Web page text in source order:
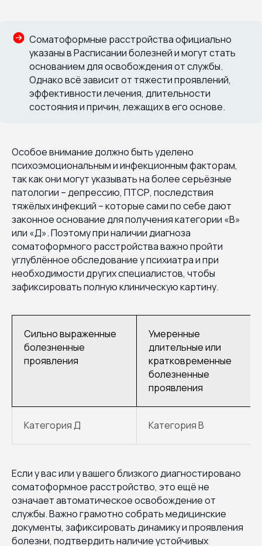
Соматоформные расстройства официально
указаны в Расписании болезней и могут стать
основанием для освобождения от службы.
Однако всё зависит от тяжести проявлений,
эффективности лечения, длительности
состояния и причин, лежащих в его основе.
Особое внимание должно быть уделено
психоэмоциональным и инфекционным факторам,
так как они могут указывать на более серьёзные
патологии – депрессию, ПТСР, последствия
тяжёлых инфекций – которые сами по себе дают
законное основание для получения категории «В»
или «Д». Поэтому при наличии диагноза
соматоформного расстройства важно пройти
углублённое обследование у психиатра и при
необходимости других специалистов, чтобы
зафиксировать полную клиническую картину.
Сильно выраженные
болезненные
проявления
Умеренные
длительные или
кратковременные
болезненные
проявления
Категория Д Категория В
Если у вас или у вашего близкого диагностировано
соматоформное расстройство, это ещё не
означает автоматическое освобождение от
службы. Важно грамотно собрать медицинские
документы, зафиксировать динамику и проявления
болезни, подтвердить наличие устойчивых